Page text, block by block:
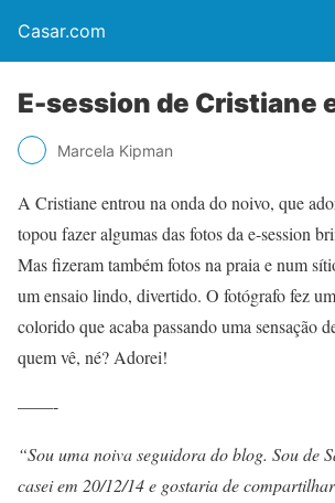
Casar.com
E-session de Cristiane
Marcela Kipman
A Cristiane entrou na onda do noivo, que
topou fazer algumas das fotos da e-session
Mas fizeram também fotos na praia e num
um ensaio lindo, divertido. O fotógrafo fez
colorido que acaba passando uma sensação
quem vê, né? Adorei!
——-
“Sou uma noiva seguidora do blog. Sou de
casei em 20/12/14 e gostaria de